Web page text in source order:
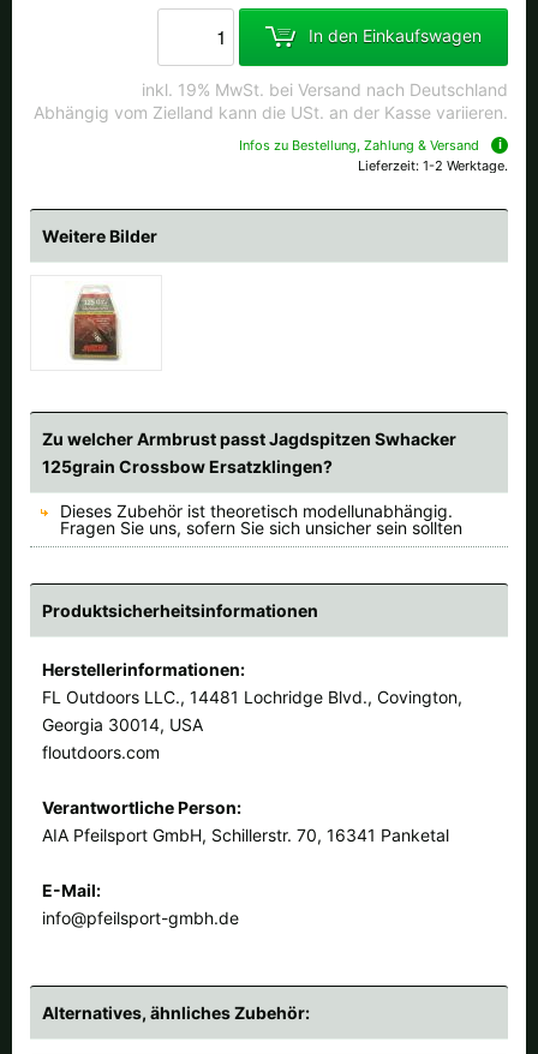
In den Einkaufswagen
inkl. 19% MwSt. bei Versand nach Deutschland
Abhängig vom Zielland kann die USt. an der Kasse variieren.
Infos zu Bestellung, Zahlung & Versand
Lieferzeit: 1-2 Werktage.
Weitere Bilder
Zu welcher Armbrust passt Jagdspitzen Swhacker
125grain Crossbow Ersatzklingen?
Dieses Zubehör ist theoretisch modellunabhängig.
Fragen Sie uns, sofern Sie sich unsicher sein sollten
Produktsicherheitsinformationen
Herstellerinformationen:
FL Outdoors LLC., 14481 Lochridge Blvd., Covington,
Georgia 30014, USA
floutdoors.com
Verantwortliche Person:
AIA Pfeilsport GmbH, Schillerstr. 70, 16341 Panketal
E-Mail:
info@pfeilsport-gmbh.de
Alternatives, ähnliches Zubehör:
Sollte Ihr Land nicht verfübar sein, keine Sorge - wählen Sie einfach
"Deutschland" aus. Und erfragen die Versandkosten bei der
Bestellung.